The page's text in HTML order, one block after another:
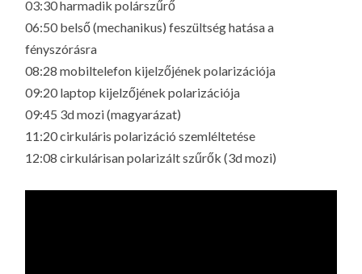
03:30 harmadik polárszűrő
06:50 belső (mechanikus) feszültség hatása a
fényszórásra
08:28 mobiltelefon kijelzőjének polarizációja
09:20 laptop kijelzőjének polarizációja
09:45 3d mozi (magyarázat)
11:20 cirkuláris polarizáció szemléltetése
12:08 cirkulárisan polarizált szűrők (3d mozi)